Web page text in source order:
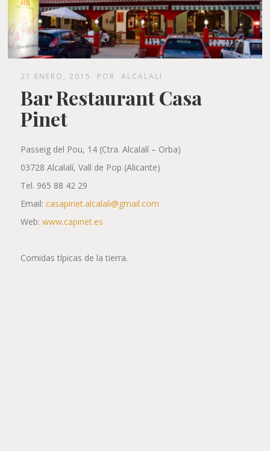
21 ENERO, 2015 POR ALCALALI
Bar Restaurant Casa
Pinet
Passeig del Pou, 14 (Ctra. Alcalalí – Orba)
03728 Alcalalí, Vall de Pop (Alicante)
Tel. 965 88 42 29
Email:casapinet.alcalali@gmail.com
Web:www.capinet.es
Comidas típicas de la tierra.